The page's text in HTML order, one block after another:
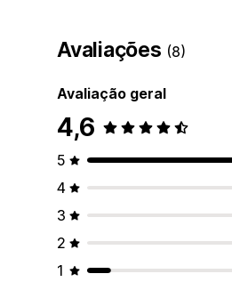
Avaliações (8)
Avaliação geral
4,6
5
4
3
2
1